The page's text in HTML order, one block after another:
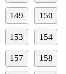
149 150
153 154
157 158